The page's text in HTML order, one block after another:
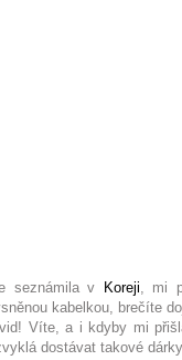
seznámila v Koreji, mi
kabelkou, brečíte
Víte, a i kdyby mi
dostávat takové